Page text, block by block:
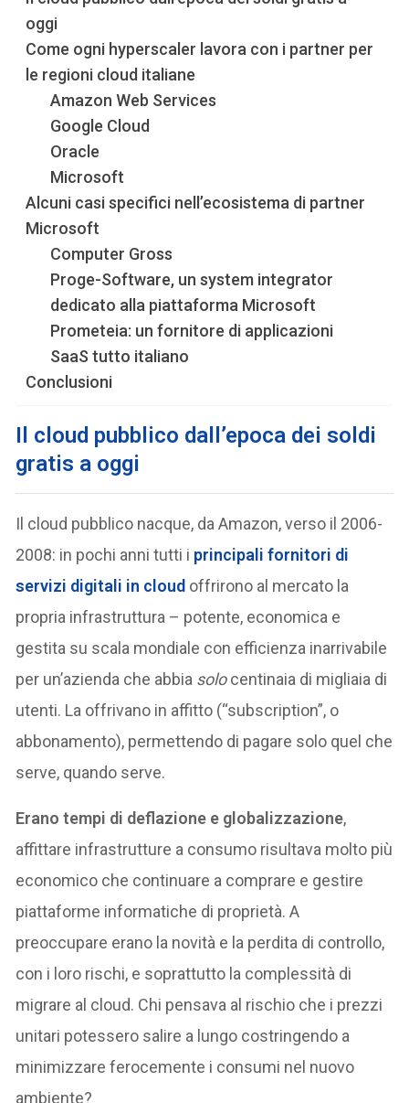
oggi
Come ogni hyperscaler lavora con i partner per
le regioni cloud italiane
Amazon Web Services
Google Cloud
Oracle
Microsoft
Alcuni casi specifici nell’ecosistema di partner
Microsoft
Computer Gross
Proge-Software, un system integrator
dedicato alla piattaforma Microsoft
Prometeia: un fornitore di applicazioni
SaaS tutto italiano
Conclusioni
Il cloud pubblico dall’epoca dei soldi
gratis a oggi
Il cloud pubblico nacque, da Amazon, verso il 2006-
2008: in pochi anni tutti i principali fornitori di
servizi digitali in cloud offrirono al mercato la
propria infrastruttura – potente, economica e
gestita su scala mondiale con efficienza inarrivabile
per un’azienda che abbia solocentinaia di migliaia di
utenti. La offrivano in affitto (“subscription”, o
abbonamento), permettendo di pagare solo quel che
serve, quando serve.
Erano tempi di deflazione e globalizzazione,
affittare infrastrutture a consumo risultava molto più
economico che continuare a comprare e gestire
piattaforme informatiche di proprietà. A
preoccupare erano la novità e la perdita di controllo,
con i loro rischi, e soprattutto la complessità di
migrare al cloud. Chi pensava al rischio che i prezzi
unitari potessero salire a lungo costringendo a
minimizzare ferocemente i consumi nel nuovo
ambiente?